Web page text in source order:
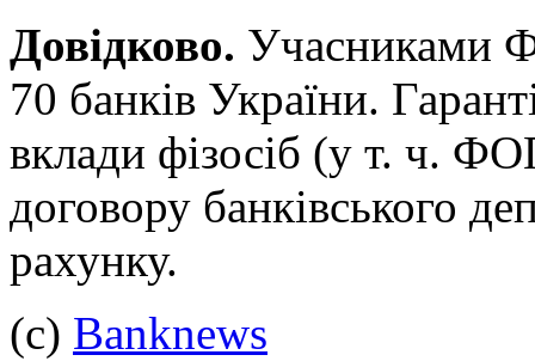
Довідково. Учасниками
70 банків України.
вклади фізосіб (у т. ч.
договору банківського
рахунку.
(c) Banknews